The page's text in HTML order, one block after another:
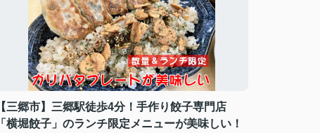
【三郷市】三郷駅徒歩4分！手作り餃子専門店
「横堀餃子」のランチ限定メニューが美味しい！